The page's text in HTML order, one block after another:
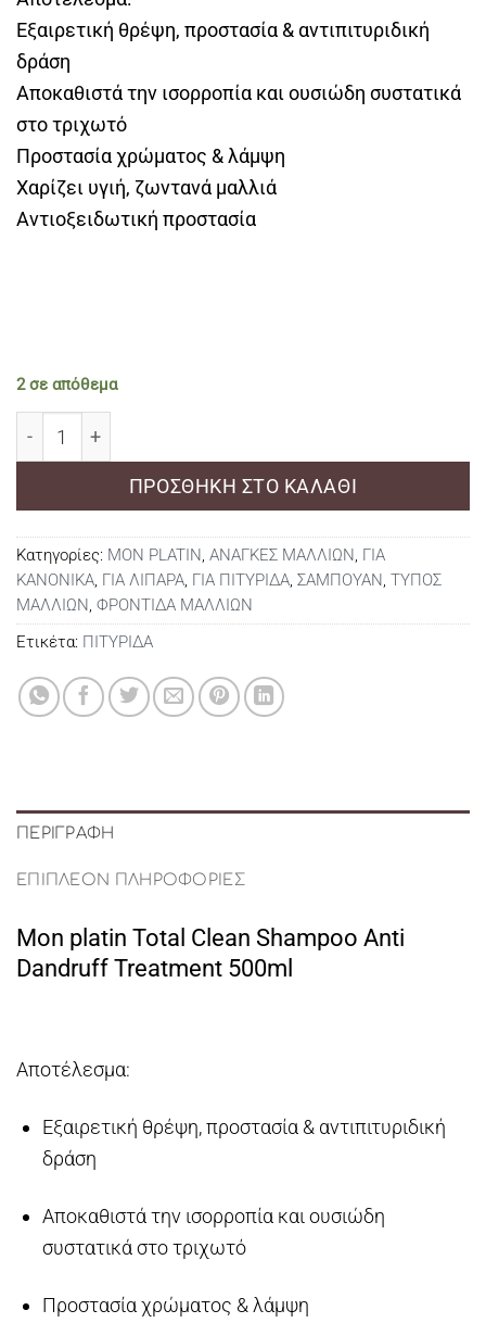
Εξαιρετική θρέψη, προστασία & αντιπιτυριδική
δράση
Αποκαθιστά την ισορροπία και ουσιώδη συστατικά
στο τριχωτό
Προστασία χρώματος & λάμψη
Χαρίζει υγιή, ζωντανά μαλλιά
Αντιοξειδωτική προστασία
2 σε απόθεμα
ΠΡΟΣΘΉΚΗ ΣΤΟ ΚΑΛΆΘΙ
Κατηγορίες: MON PLATIN, ΑΝΑΓΚΕΣ ΜΑΛΛΙΩΝ, ΓΙΑ
ΚΑΝΟΝΙΚΑ, ΓΙΑ ΛΙΠΑΡΑ, ΓΙΑ ΠΙΤΥΡΙΔΑ, ΣΑΜΠΟΥΑΝ, ΤΥΠΟΣ
ΜΑΛΛΙΩΝ, ΦΡΟΝΤΙΔΑ ΜΑΛΛΙΩΝ
Ετικέτα: ΠΙΤΥΡΙΔΑ
ΠΕΡΙΓΡΑΦΉ
ΕΠΙΠΛΈΟΝ ΠΛΗΡΟΦΟΡΊΕΣ
Mon platin Total Clean Shampoo Anti
Dandruff Treatment 500ml
Αποτέλεσμα:
Εξαιρετική θρέψη, προστασία & αντιπιτυριδική
δράση
Αποκαθιστά την ισορροπία και ουσιώδη
συστατικά στο τριχωτό
Προστασία χρώματος & λάμψη